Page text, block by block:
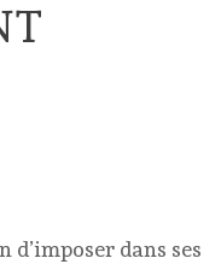
d’imposer dans ses